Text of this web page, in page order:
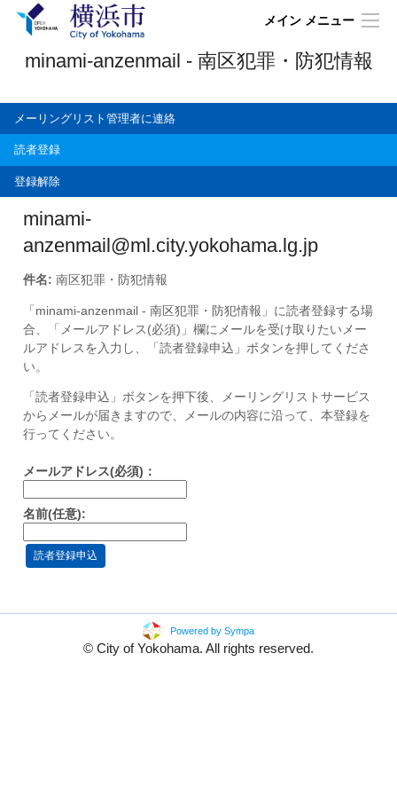
メイン メニュー
minami-anzenmail - 南区犯罪・防犯情報
メーリングリスト管理者に連絡
読者登録
登録解除
minami-
anzenmail@ml.city.yokohama.lg.jp
件名: 南区犯罪・防犯情報
「minami-anzenmail - 南区犯罪・防犯情報」に読者登録する場
合、「メールアドレス(必須)」欄にメールを受け取りたいメー
ルアドレスを入力し、「読者登録申込」ボタンを押してくださ
い。
「読者登録申込」ボタンを押下後、メーリングリストサービス
からメールが届きますので、メールの内容に沿って、本登録を
行ってください。
メールアドレス(必須)：
名前(任意):
Powered by Sympa
© City of Yokohama. All rights reserved.